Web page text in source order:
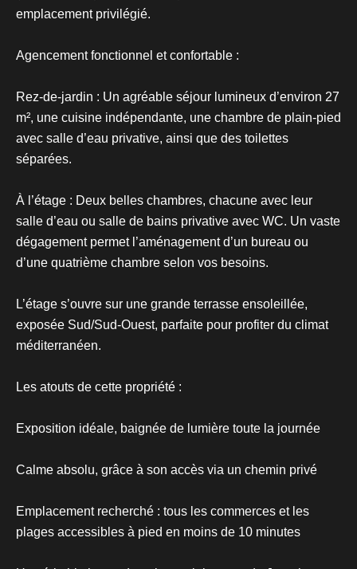
emplacement privilégié.
Agencement fonctionnel et confortable :
Rez-de-jardin : Un agréable séjour lumineux d’environ 27
m², une cuisine indépendante, une chambre de plain-pied
avec salle d’eau privative, ainsi que des toilettes
séparées.
À l’étage : Deux belles chambres, chacune avec leur
salle d’eau ou salle de bains privative avec WC. Un vaste
dégagement permet l’aménagement d’un bureau ou
d’une quatrième chambre selon vos besoins.
L’étage s’ouvre sur une grande terrasse ensoleillée,
exposée Sud/Sud-Ouest, parfaite pour profiter du climat
méditerranéen.
Les atouts de cette propriété :
Exposition idéale, baignée de lumière toute la journée
Calme absolu, grâce à son accès via un chemin privé
Emplacement recherché : tous les commerces et les
plages accessibles à pied en moins de 10 minutes